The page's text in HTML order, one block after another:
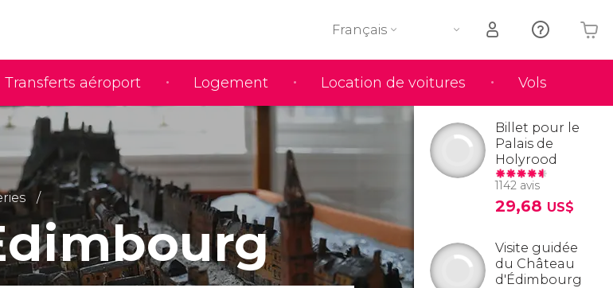
Transferts aéroport Logement Location de voitures Vols
Français
Votre panier est vide
Billet pour le
Palais de
Holyrood
1142 avis
29,68 US$
Visite guidée
du Château
d'Édimbourg